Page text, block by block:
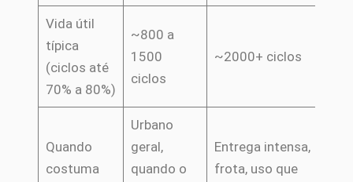
Vida útil
típica
(ciclos até
70% a 80%)
~800 a
1500
ciclos
~2000+ ciclos
Quando
costuma
Urbano
geral,
quando o
Entrega intensa,
frota, uso que